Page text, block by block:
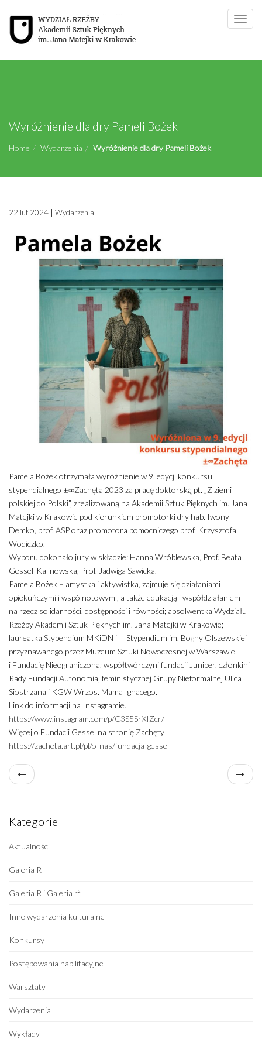
Toggle
Wyróżnienie dla dry Pameli Bożek
Home Wydarzenia Wyróżnienie dla dry Pameli Bożek
22 lut 2024 Wydarzenia
Pamela Bożek otrzymała wyróżnienie w 9. edycji konkursu
stypendialnego ±∞Zachęta 2023 za pracę doktorską pt. „Z ziemi
polskiej do Polski”, zrealizowaną na Akademii Sztuk Pięknych im. Jana
Matejki w Krakowie pod kierunkiem promotorki dry hab. Iwony
Demko, prof. ASP oraz promotora pomocniczego prof. Krzysztofa
Wodiczko.
Wyboru dokonało jury w składzie: Hanna Wróblewska, Prof. Beata
Gessel-Kalinowska, Prof. Jadwiga Sawicka.
Pamela Bożek – artystka i aktywistka, zajmuje się działaniami
opiekuńczymi i wspólnotowymi, a także edukacją i współdziałaniem
na rzecz solidarności, dostępności i równości; absolwentka Wydziału
Rzeźby Akademii Sztuk Pięknych im. Jana Matejki w Krakowie;
laureatka Stypendium MKiDN i II Stypendium im. Bogny Olszewskiej
przyznawanego przez Muzeum Sztuki Nowoczesnej w Warszawie
i Fundację Nieograniczona; współtwórczyni fundacji Juniper, członkini
Rady Fundacji Autonomia, feministycznej Grupy Nieformalnej Ulica
Siostrzana i KGW Wrzos. Mama Ignacego.
Link do informacji na Instagramie.
https://www.instagram.com/p/C3S5SrXIZcr/
Więcej o Fundacji Gessel na stronię Zachęty
https://zacheta.art.pl/pl/o-nas/fundacja-gessel
Kategorie
Aktualności
Galeria R
Galeria R i Galeria r²
Inne wydarzenia kulturalne
Konkursy
Postępowania habilitacyjne
Warsztaty
Wydarzenia
Wykłady